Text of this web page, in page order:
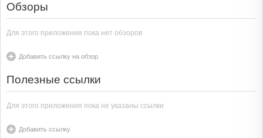
Обзоры
Для этого приложения пока нет обзоров
Добавить ссылку на обзор
Полезные ссылки
Для этого приложения пока не указаны ссылки
Добавить ссылку